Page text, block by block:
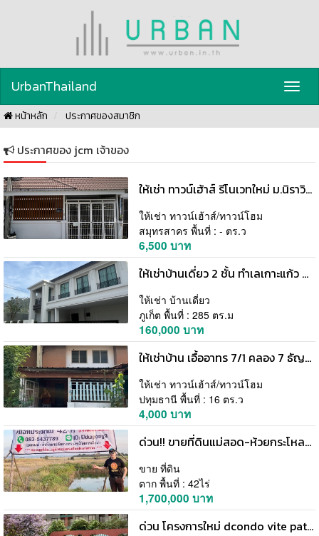
UrbanThailand
หน้าหลัก ประกาศของสมาชิก
ประกาศของ jcm เจ้าของ
ให้เช่า ทาวน์เฮ้าส์ รีโนเวทใหม่ ม.นิราวิลล์ ใกล้ซอย บางบอน 5 เข้าออกได้หลายทาง โทร 0935109099
ให้เช่า ทาวน์เฮ้าส์/ทาวน์โฮม
สมุทรสาคร พื้นที่ : - ตร.ว
6,500 บาท
ให้เช่าบ้านเดี่ยว 2 ชั้น ทำเลเกาะแก้ว ภูเก็ต พื้นที่กว้างขวาง ในสังคมคุณภาพระดับพรีเมียม ใกล้โรงเรียนนานาชาติ โทร.0958192888
ให้เช่า บ้านเดี่ยว
ภูเก็ต พื้นที่ : 285 ตร.ม
160,000 บาท
ให้เช่าบ้าน เอื้ออาทร 7/1 คลอง 7 ธัญบุรี ปทุมธานี เดือนละ 4,000 บาท โทร 0866675297
ให้เช่า ทาวน์เฮ้าส์/ทาวน์โฮม
ปทุมธานี พื้นที่ : 16 ตร.ว
4,000 บาท
ด่วน!! ขายที่ดินแม่สอด-ห้วยกระโหลก 42 ไร่ ที่มีโฉนด นส.4 ครุฑแดง แปลงเดียวในย่านนี้ โทร 083-5437789
ขาย ที่ดิน
ตาก พื้นที่ : 42ไร่
1,700,000 บาท
ด่วน โครงการใหม่ dcondo vite pattaya ห้องแต่งครบ ได้เฟอร์นิเจอร์ครบ โทร 093-1681685